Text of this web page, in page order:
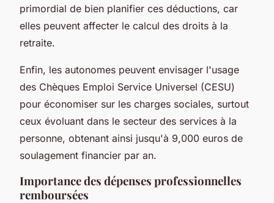
primordial de bien planifier ces déductions, car
elles peuvent affecter le calcul des droits à la
retraite.
Enfin, les autonomes peuvent envisager l'usage
des Chèques Emploi Service Universel (CESU)
pour économiser sur les charges sociales, surtout
ceux évoluant dans le secteur des services à la
personne, obtenant ainsi jusqu'à 9,000 euros de
soulagement financier par an.
Importance des dépenses professionnelles
remboursées